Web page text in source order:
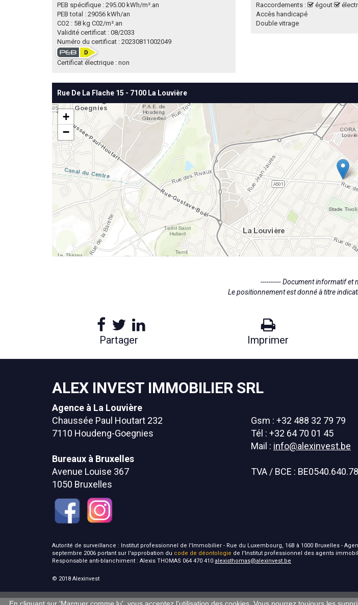
PEB spécifique : 295.00 kWh/m².an
PEB total : 29056 kWh/an
CO2 : 58 kg C02/m².an
Validité certificat : 08/2033
Numéro du certificat : 20230811002049
Certificat électrique : non
Raccordements : égout
Accès handicapé
Double vitrage
Rue De La Flache 15 - 7100 La Louvière
+
−
---------- Document informatif et
Le positionnement est donné à titre
Partager Imprimer
ALEX INVEST IMMOBILIER SRL
Agence à La Louvière
Chaussée Paul Houtart 232
7110 Houdeng-Goegnies
Bureaux à Bruxelles
Avenue Louise 367
1050 Bruxelles
Gsm : +32 488 32 79 79
Tél : +32 64 70 01 45
Mail : info@alexinvest.be
TVA / BCE :
Autorité de surveillance : Institut professionnel de l'Immobilier - Rue du Luxembourg, 16B à 1000 Bruxelles -
septembre 2006 portant sur l'approbation du code de déontologie de l'Institut professionnel des agents
Responsable anti-blanchiment : Alexis THOMAS 064 470 410 alexisthomas@alexinvest.be
© 2018 Alexinvest